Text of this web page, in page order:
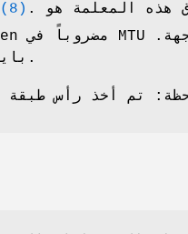
(8)
نطاق هذه المعلمة هو [0, UINT32_MAX] بايت.